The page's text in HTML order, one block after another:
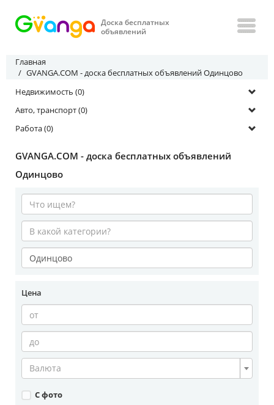
Доска бесплатных
объявлений
Главная
GVANGA.COM - доска бесплатных объявлений Одинцово
Недвижимость (0)
Авто, транспорт (0)
Работа (0)
GVANGA.COM - доска бесплатных объявлений
Одинцово
Цена
Валюта
С фото